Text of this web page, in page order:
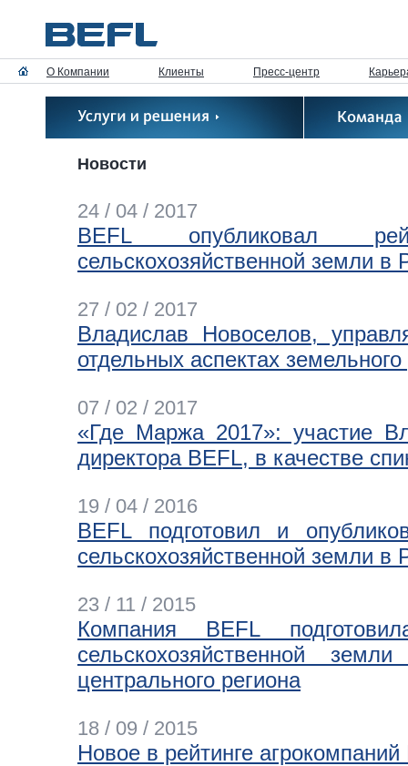
О Компании Клиенты Пресс-центр
Новости
24 / 04 / 2017
BEFL опубликовал
сельскохозяйственной земли в
27 / 02 / 2017
Владислав Новоселов,
отдельных аспектах
07 / 02 / 2017
«Где Маржа 2017»: участие
директора BEFL, в качестве
19 / 04 / 2016
BEFL подготовил и
сельскохозяйственной земли в
23 / 11 / 2015
Компания BEFL
сельскохозяйственной
центрального региона
18 / 09 / 2015
Новое в рейтинге